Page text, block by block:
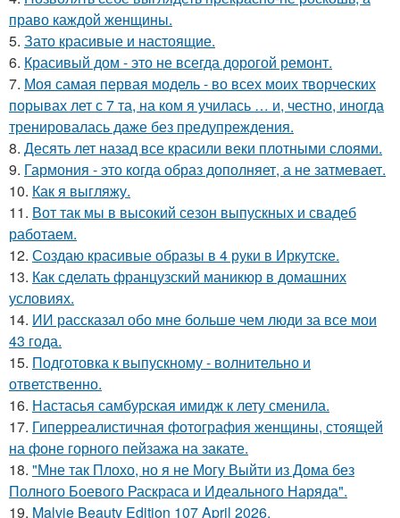
право каждой женщины.
5. Зато красивые и настоящие.
6. Красивый дом - это не всегда дорогой ремонт.
7. Моя самая первая модель - во всех моих творческих
порывах лет с 7 та, на ком я училась … и, честно, иногда
тренировалась даже без предупреждения.
8. Десять лет назад все красили веки плотными слоями.
9. Гармония - это когда образ дополняет, а не затмевает.
10. Как я выгляжу.
11. Вот так мы в высокий сезон выпускных и свадеб
работаем.
12. Создаю красивые образы в 4 руки в Иркутске.
13. Как сделать французский маникюр в домашних
условиях.
14. ИИ рассказал обо мне больше чем люди за все мои
43 года.
15. Подготовка к выпускному - волнительно и
ответственно.
16. Настасья самбурская имидж к лету сменила.
17. Гиперреалистичная фотография женщины, стоящей
на фоне горного пейзажа на закате.
18. "Мне так Плохо, но я не Могу Выйти из Дома без
Полного Боевого Раскраса и Идеального Наряда".
19. Malvie Beauty Edition 107 April 2026.